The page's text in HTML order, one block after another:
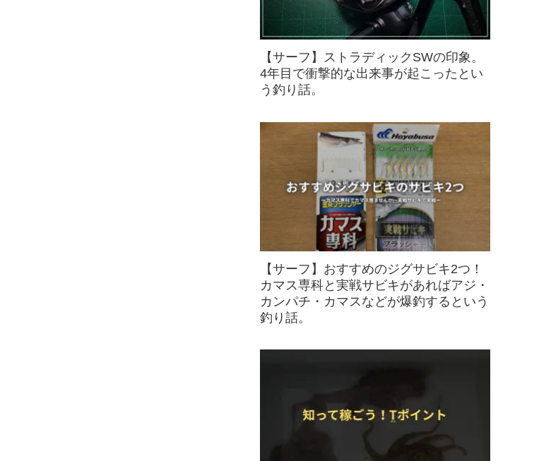
【サーフ】ストラディックSWの印象。
4年目で衝撃的な出来事が起こったとい
う釣り話。
【サーフ】おすすめのジグサビキ2つ！
カマス専科と実戦サビキがあればアジ・
カンパチ・カマスなどが爆釣するという
釣り話。